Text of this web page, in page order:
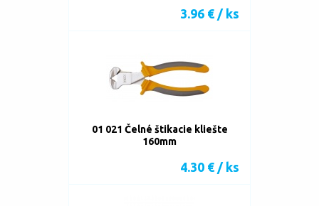
3.96 € / ks
01 021 Čelné štikacie kliešte
160mm
4.30 € / ks